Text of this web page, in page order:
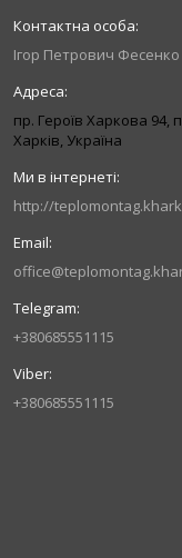
Iгор Петрович Фесенко
пр. Героїв Харкова 94,
Харків, Україна
http://
+380685551115
+380685551115